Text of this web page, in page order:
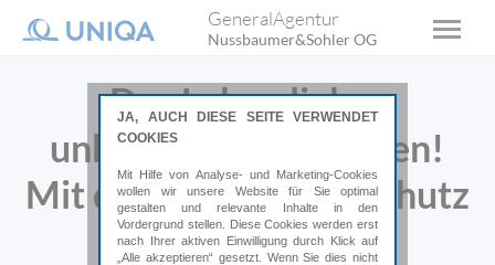
GeneralAgentur
Nussbaumer&Sohler OG
Das Leben lieber
unbeschwert genießen!
Mit dem passenden Schutz
für Ihre Freizeit.
JA, AUCH DIESE SEITE VERWENDET
COOKIES
Mit Hilfe von Analyse- und Marketing-Cookies
wollen wir unsere Website für Sie optimal
gestalten und relevante Inhalte in den
Vordergrund stellen. Diese Cookies werden erst
nach Ihrer aktiven Einwilligung durch Klick auf
„Alle akzeptieren“ gesetzt. Wenn Sie dies nicht